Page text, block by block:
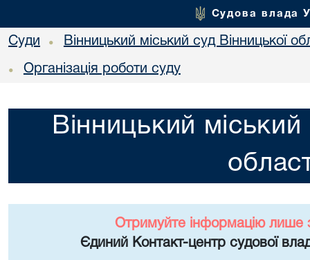
Судова влада
Суди • Вінницький міський суд Вінницької
• Організація роботи суду
Вінницький міський
Отримуйте інформацію лише
Єдиний Контакт-центр судової